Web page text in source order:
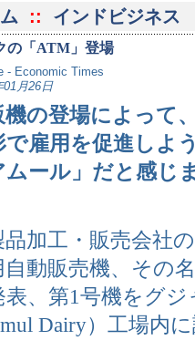
:: インドビジネス
の「ATM」登場
- Economic Times
01月26日
機の登場によって
で雇用を促進しよ
ムール」だと感じ
品加工・販売会社
自動販売機、その
表、第1号機をグ
Dairy）工場内